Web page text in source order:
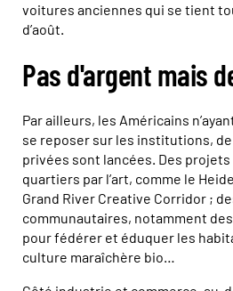
voitures anciennes qui se tient
d’août.
Pas d'argent mais
Par ailleurs, les Américains
se reposer sur les institutions,
privées sont lancées. Des
quartiers par l’art, comme le
Grand River Creative Corridor ;
communautaires, notamment des
pour fédérer et éduquer les
culture maraîchère bio…